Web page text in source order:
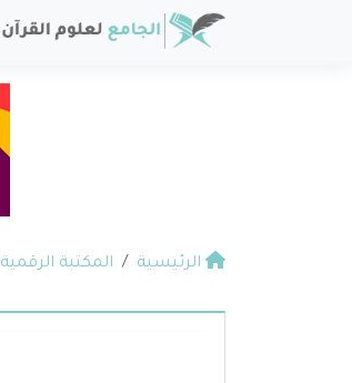
الرئيسية المكتبة الرقمية